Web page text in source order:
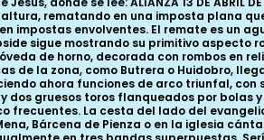
rematando en una imposta plana
envolventes. El remate es un
sigue mostrando su primitivo aspecto
de horno, decorada con rombos en
de la zona, como Butrera o Huidobro,
ahora funciones de arco triunfal,
dos gruesos toros flanqueados por
La cesta del lado del
Bárcena de Pienza o en la iglesia